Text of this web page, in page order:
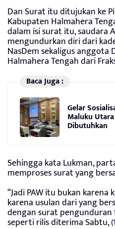
Dan Surat itu ditujukan ke
Kabupaten Halmahera
dalam isi surat itu, saudara
mengundurkan diri dari
NasDem sekaligus anggota
Halmahera Tengah dari
Baca Juga :
Gelar
Maluku
Dibutuhkan
Sehingga kata Lukman,
memproses surat yang
“Jadi PAW itu bukan
karena usulan dari yang
dengan surat
seperti rilis diterima Sabtu,